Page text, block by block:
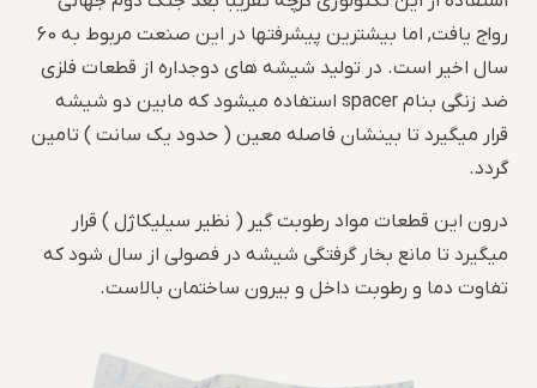
رواج یافت, اما بیشترین پیشرفتها در این صنعت مربوط به 60
سال اخیر است. در تولید شیشه های دوجداره از قطعات فلزی
ضد زنگی بنام spacer استفاده میشود که مابین دو شیشه
قرار میگیرد تا بینشان فاصله معین ( حدود یک سانت ) تامین
گردد.
درون این قطعات مواد رطوبت گیر ( نظیر سیلیکاژل ) قرار
میگیرد تا مانع بخار گرفتگی شیشه در فصولی از سال شود که
تفاوت دما و رطوبت داخل و بیرون ساختمان بالاست.